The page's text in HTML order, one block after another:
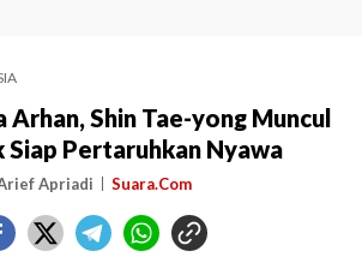
Arhan, Shin Tae-yong Muncul
Siap Pertaruhkan Nyawa
Apriadi Suara.Com